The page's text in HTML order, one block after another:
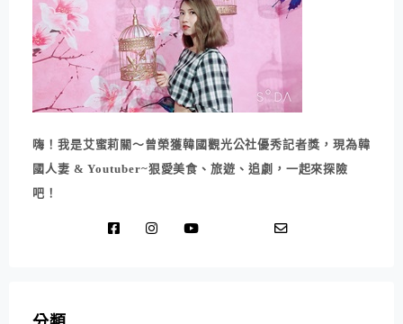
嗨！我是艾蜜莉關～曾榮獲韓國觀光公社優秀記者獎，現為韓
國人妻 & Youtuber~狠愛美食、旅遊、追劇，一起來探險
吧！